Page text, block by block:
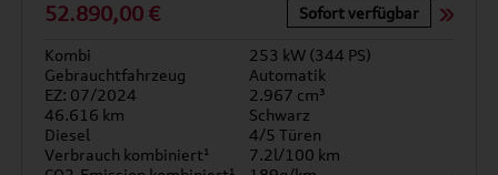
52.890,00 € Sofort verfügbar
Kombi
253 kW (344 PS)
Gebrauchtfahrzeug
Automatik
EZ: 07/2024
2.967 cm³
46.616 km
Schwarz
Diesel
4/5 Türen
Verbrauch kombiniert¹
7.2l/100 km